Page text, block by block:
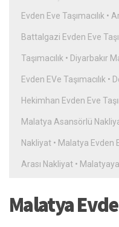
Evden Eve Taşımacılık •
Battalgazi Evden Eve
Taşımacılık • Diyarbakır
Evden EVe Taşımacılık •
Hekimhan Evden Eve
Malatya Asansörlü
Nakliyat • Malatya Evden
Arası Nakliyat •
Malatya